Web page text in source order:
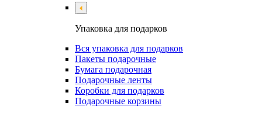
Упаковка для подарков
Вся упаковка для подарков
Пакеты подарочные
Бумага подарочная
Подарочные ленты
Коробки для подарков
Подарочные корзины